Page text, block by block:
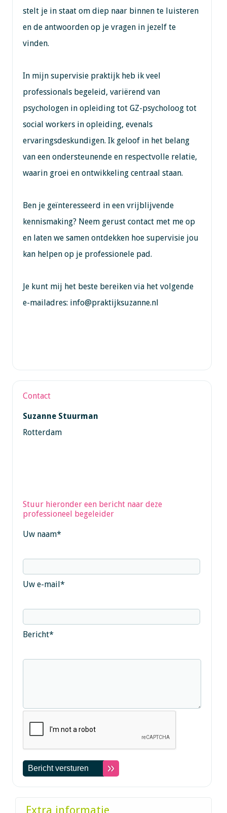
stelt je in staat om diep naar binnen te luisteren
en de antwoorden op je vragen in jezelf te
vinden.
In mijn supervisie praktijk heb ik veel
professionals begeleid, variërend van
psychologen in opleiding tot GZ-psycholoog tot
social workers in opleiding, evenals
ervaringsdeskundigen. Ik geloof in het belang
van een ondersteunende en respectvolle relatie,
waarin groei en ontwikkeling centraal staan.
Ben je geïnteresseerd in een vrijblijvende
kennismaking? Neem gerust contact met me op
en laten we samen ontdekken hoe supervisie jou
kan helpen op je professionele pad.
Je kunt mij het beste bereiken via het volgende
e-mailadres: info@praktijksuzanne.nl
Contact
Suzanne Stuurman
Rotterdam
Stuur hieronder een bericht naar deze
professioneel begeleider
Uw naam*
Uw e-mail*
Bericht*
Extra informatie